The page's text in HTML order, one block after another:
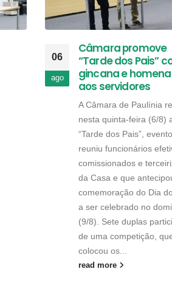
06
ago
Câmara promove
“Tarde dos Pais”
gincana e
aos servidores
A Câmara de Paulínia
nesta quinta-feira (6/8)
“Tarde dos Pais”,
reuniu funcionários
comissionados e
da Casa e que
comemoração do Dia
a ser celebrado no
(9/8). Sete duplas
de uma competição,
colocou os...
read more